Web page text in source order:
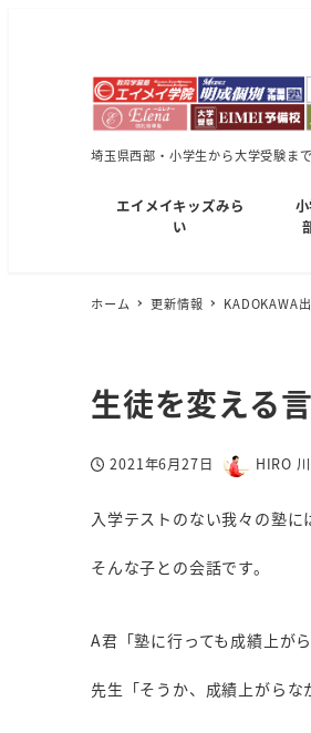
埼玉県西部・小学生から大学受験ま
エイメイキッズみら
い
ホーム 更新情報 KADOKAWA
生徒を変える
投稿日2021年6月27日
著
HIRO
入学テストのない我々の塾
そんな子との会話です。
A君「塾に行っても成績上が
先生「そうか、成績上がらな